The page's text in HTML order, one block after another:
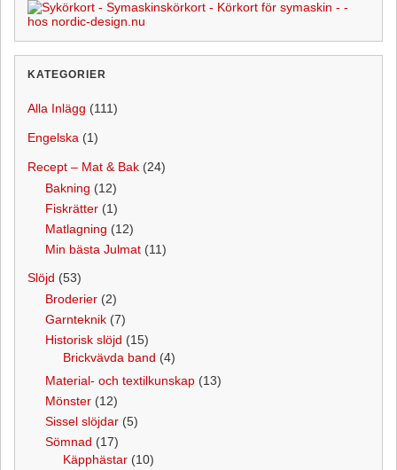
KATEGORIER
Alla Inlägg (111)
Engelska (1)
Recept – Mat & Bak (24)
Bakning (12)
Fiskrätter (1)
Matlagning (12)
Min bästa Julmat (11)
Slöjd (53)
Broderier (2)
Garnteknik (7)
Historisk slöjd (15)
Brickvävda band (4)
Material- och textilkunskap (13)
Mönster (12)
Sissel slöjdar (5)
Sömnad (17)
Käpphästar (10)